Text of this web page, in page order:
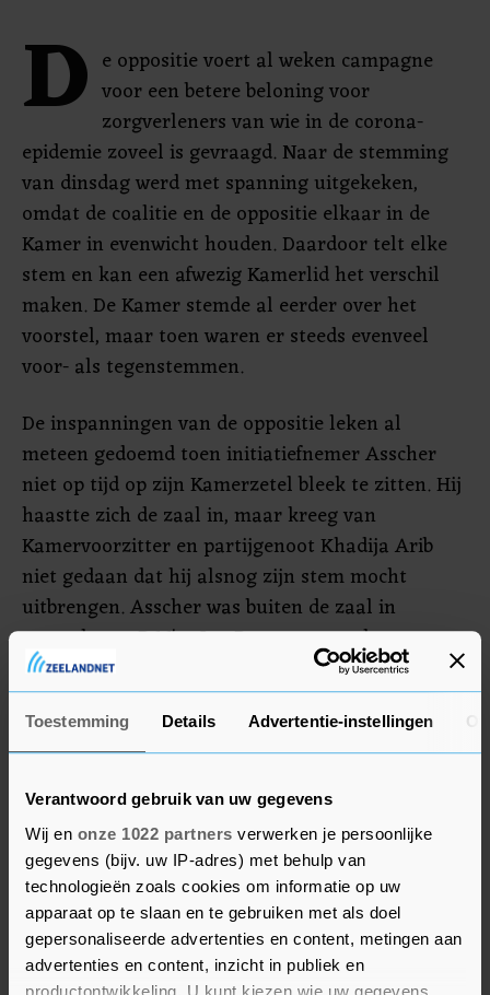
Toestemming Details Advertentie-instellingen
Verantwoord gebruik van uw gegevens
Wij en onze 1022 partners verwerken je persoonlijke
gegevens (bijv. uw IP-adres) met behulp van
technologieën zoals cookies om informatie op uw
apparaat op te slaan en te gebruiken met als doel
gepersonaliseerde advertenties en content, metingen aan
advertenties en content, inzicht in publiek en
productontwikkeling. U kunt kiezen wie uw gegevens
D e oppositie voert al weken campagne
voor een betere beloning voor
zorgverleners van wie in de corona-
epidemie zoveel is gevraagd. Naar de stemming
van dinsdag werd met spanning uitgekeken,
omdat de coalitie en de oppositie elkaar in de
Kamer in evenwicht houden. Daardoor telt elke
stem en kan een afwezig Kamerlid het verschil
maken. De Kamer stemde al eerder over het
voorstel, maar toen waren er steeds evenveel
voor- als tegenstemmen.
De inspanningen van de oppositie leken al
meteen gedoemd toen initiatiefnemer Asscher
niet op tijd op zijn Kamerzetel bleek te zitten. Hij
haastte zich de zaal in, maar kreeg van
Kamervoorzitter en partijgenoot Khadija Arib
niet gedaan dat hij alsnog zijn stem mocht
uitbrengen. Asscher was buiten de zaal in
gesprek met D66'er Jan Paternotte en lette even
niet op, legde hij na afloop uit. Maar "geen
complottheorie", haastte de PvdA'er zich te
zeggen. "Wel verschrikkelijk klote."
De Kamer verwierp het voorstel uiteindelijk met
73 stemmen tegen 71.